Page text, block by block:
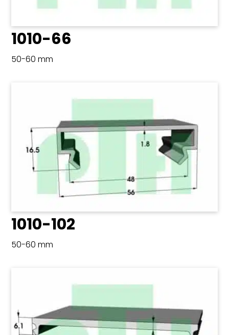
1010-66
50-60 mm
1010-102
50-60 mm